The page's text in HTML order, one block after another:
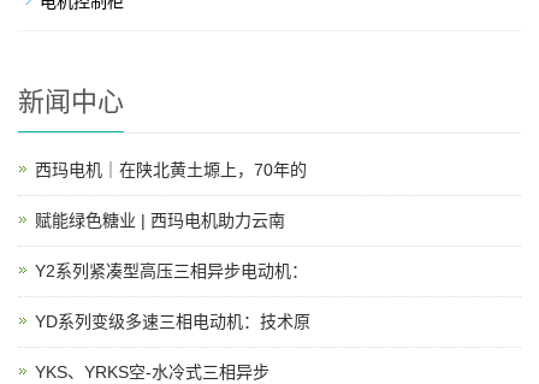
新闻中心
西玛电机｜在陕北黄土塬上，70年的
赋能绿色糖业 | 西玛电机助力云南
Y2系列紧凑型高压三相异步电动机：
YD系列变级多速三相电动机：技术原
YKS、YRKS空-水冷式三相异步